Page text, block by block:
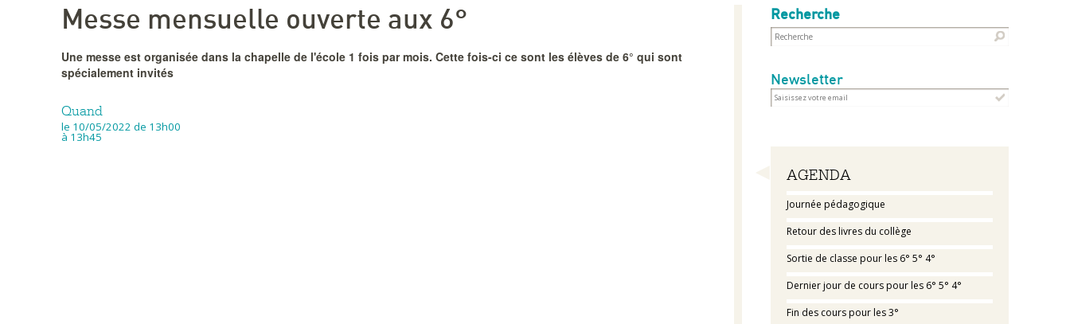
Recherche
Newsletter
Navigation
AGENDA
Journée pédagogique
Retour des livres du collège
Sortie de classe pour les 6° 5° 4°
Dernier jour de cours pour les 6° 5° 4°
Fin des cours pour les 3°
Messe mensuelle ouverte aux 6°
Une messe est organisée dans la chapelle de l'école 1 fois par mois. Cette fois-ci ce sont les élèves de 6° qui sont
spécialement invités
Quand
le 10/05/2022 de 13h00
à 13h45